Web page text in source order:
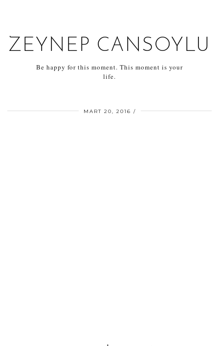
ZEYNEP CANSOYLU
Be happy for this moment. This moment is your
life.
MART 20, 2016